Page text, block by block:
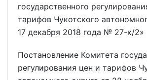
государственного
тарифов Чукотского
17 декабря 2018 года № 27-к/2»
Постановление Комитета
регулирования цен и тарифов